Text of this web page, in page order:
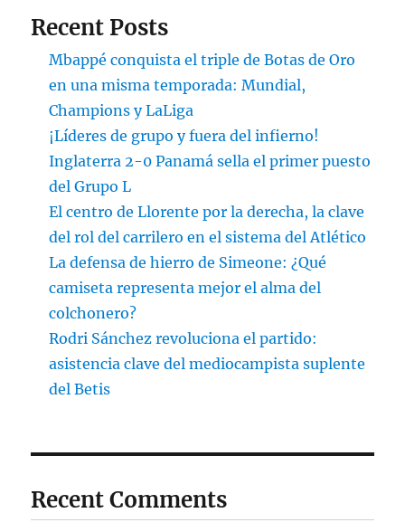
Recent Posts
Mbappé conquista el triple de Botas de Oro
en una misma temporada: Mundial,
Champions y LaLiga
¡Líderes de grupo y fuera del infierno!
Inglaterra 2-0 Panamá sella el primer puesto
del Grupo L
El centro de Llorente por la derecha, la clave
del rol del carrilero en el sistema del Atlético
La defensa de hierro de Simeone: ¿Qué
camiseta representa mejor el alma del
colchonero?
Rodri Sánchez revoluciona el partido:
asistencia clave del mediocampista suplente
del Betis
Recent Comments